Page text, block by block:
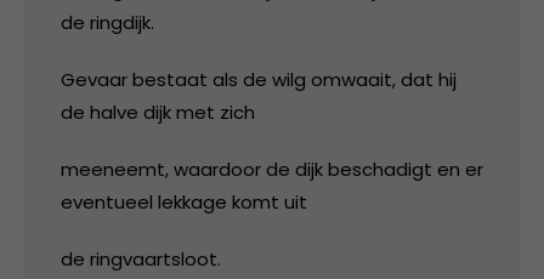
de ringdijk.
Gevaar bestaat als de wilg omwaait, dat hij
de halve dijk met zich
meeneemt, waardoor de dijk beschadigt en er
eventueel lekkage komt uit
de ringvaartsloot.